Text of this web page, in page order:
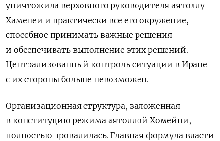
уничтожила верховного руководителя аятоллу
Хаменеи и практически все его окружение,
способное принимать важные решения
и обеспечивать выполнение этих решений.
Централизованный контроль ситуации в Иране
с их стороны больше невозможен.
Организационная структура, заложенная
в конституцию режима аятоллой Хомейни,
полностью провалилась. Главная формула власти